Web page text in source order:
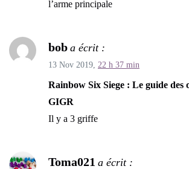
l’arme principale
bob a écrit :
13 Nov 2019, 22 h 37 min
Rainbow Six Siege : Le guide des
GIGR
Il y a 3 griffe
Toma021 a écrit :